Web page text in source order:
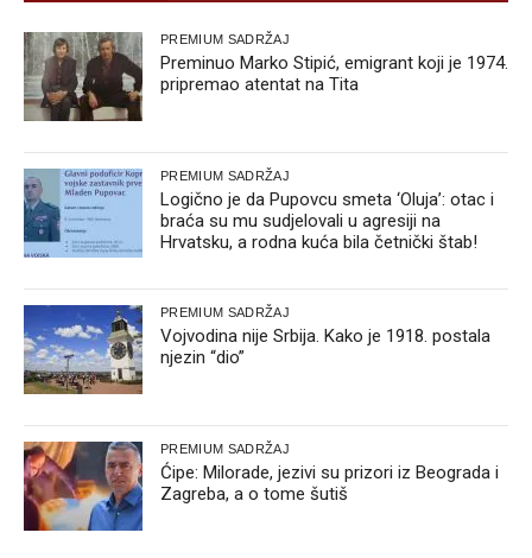
PREMIUM SADRŽAJ
Preminuo Marko Stipić, emigrant koji je 1974.
pripremao atentat na Tita
PREMIUM SADRŽAJ
Logično je da Pupovcu smeta ‘Oluja’: otac i
braća su mu sudjelovali u agresiji na
Hrvatsku, a rodna kuća bila četnički štab!
PREMIUM SADRŽAJ
Vojvodina nije Srbija. Kako je 1918. postala
njezin “dio”
PREMIUM SADRŽAJ
Ćipe: Milorade, jezivi su prizori iz Beograda i
Zagreba, a o tome šutiš